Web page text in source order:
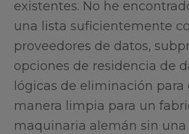
existentes. No he
una lista suficientemente
proveedores de datos,
opciones de residencia de
lógicas de eliminación para
manera limpia para un
maquinaria alemán sin una